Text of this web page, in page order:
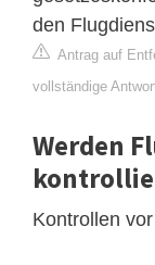
den
Antrag auf
vollständige
Werden
Kontrollen